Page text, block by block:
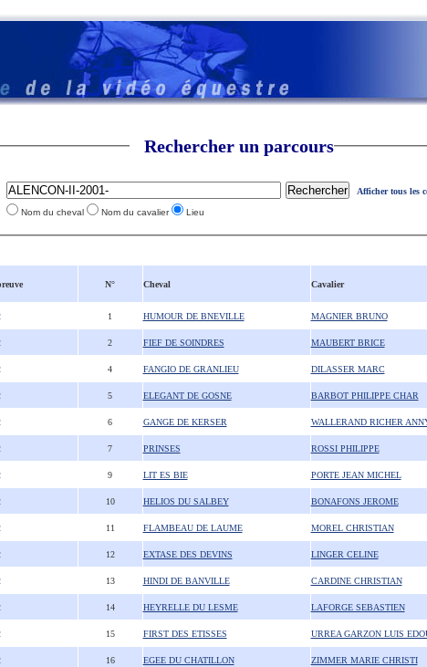
Rechercher un parcours
Afficher tous les
Nom du cheval Nom du cavalier Lieu
N° Cheval Cavalier
1 HUMOUR DE BNEVILLE MAGNIER BRUNO
2 FIEF DE SOINDRES MAUBERT BRICE
4 FANGIO DE GRANLIEU DILASSER MARC
5 ELEGANT DE GOSNE BARBOT PHILIPPE CHAR
6 GANGE DE KERSER WALLERAND RICHER
7 PRINSES ROSSI PHILIPPE
9 LIT ES BIE PORTE JEAN MICHEL
10 HELIOS DU SALBEY BONAFONS JEROME
11 FLAMBEAU DE LAUME MOREL CHRISTIAN
12 EXTASE DES DEVINS LINGER CELINE
13 HINDI DE BANVILLE CARDINE CHRISTIAN
14 HEYRELLE DU LESME LAFORGE SEBASTIEN
15 FIRST DES ETISSES URREA GARZON LUIS
16 EGEE DU CHATILLON ZIMMER MARIE CHRISTI